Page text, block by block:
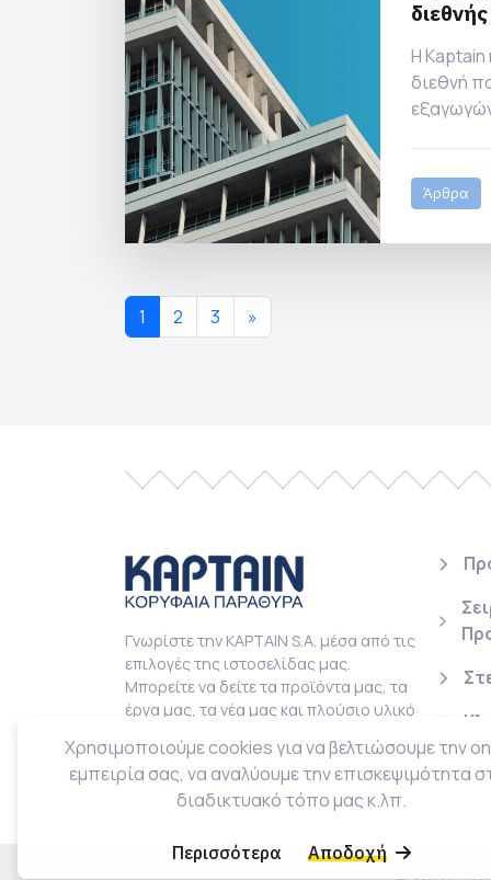
Χρησιμοποιούμε cookies για να βελτιώσουμε την
εμπειρία σας, να αναλύουμε την επισκεψιμότητα
διαδικτυακό τόπο μας κ.λπ.
Περισσότερα Αποδοχή
Η Kaptain
διεθνή
Άρθρα
1 2 3 »
Γνωρίστε την KAPTAIN S.A. μέσα από τις
επιλογές της ιστοσελίδας μας.
Μπορείτε να δείτε τα προϊόντα μας, τα
έργα μας, τα νέα μας και πλούσιο υλικό
κουφωμάτων και τα πλεονεκτήματα
τους.